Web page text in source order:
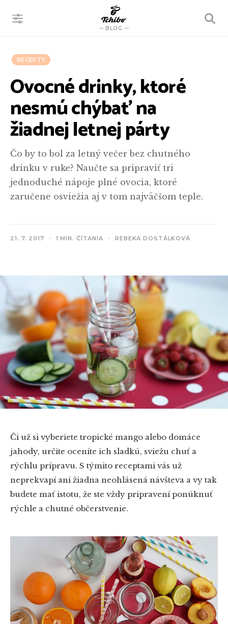
BLOG
VYHĽADÁVANIE
RECEPTY
Ovocné drinky, ktoré
nesmú chýbať na
žiadnej letnej párty
Čo by to bol za letný večer bez chutného
drinku v ruke? Naučte sa pripraviť tri
jednoduché nápoje plné ovocia, ktoré
zaručene osviežia aj v tom najväčšom teple.
21. 7. 2017 1 MIN. ČÍTANIA REBEKA DOSTÁLKOVÁ
Či už si vyberiete tropické mango alebo domáce
jahody, určite oceníte ich sladkú, sviežu chuť a
rýchlu prípravu. S týmito receptami vás už
neprekvapí ani žiadna neohlásená návšteva a vy tak
budete mať istotu, že ste vždy pripravení ponúknuť
rýchle a chutné občerstvenie.